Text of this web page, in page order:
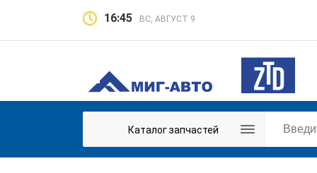
16:45 ВС, АВГУСТ 9
Каталог запчастей